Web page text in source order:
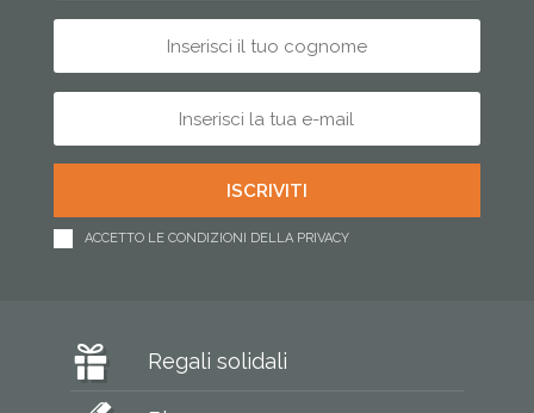
ACCETTO LE CONDIZIONI DELLA PRIVACY
Regali solidali